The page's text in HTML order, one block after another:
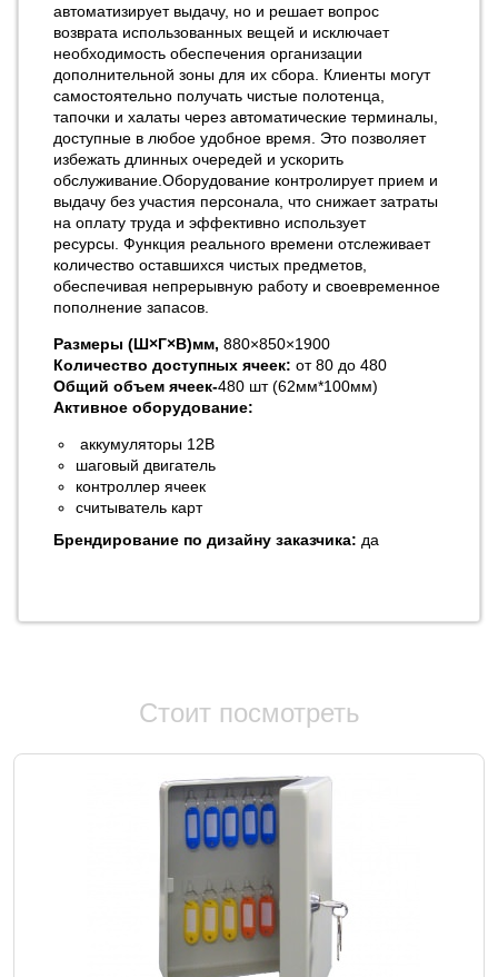
автоматизирует выдачу, но и решает вопрос
возврата использованных вещей и исключает
необходимость обеспечения организации
дополнительной зоны для их сбора. Клиенты могут
самостоятельно получать чистые полотенца,
тапочки и халаты через автоматические терминалы,
доступные в любое удобное время. Это позволяет
избежать длинных очередей и ускорить
обслуживание. Оборудование контролирует прием и
выдачу без участия персонала, что снижает затраты
на оплату труда и эффективно использует
ресурсы. Функция реального времени отслеживает
количество оставшихся чистых предметов,
обеспечивая непрерывную работу и своевременное
пополнение запасов.
Размеры (Ш×Г×В)мм, 880×850×1900
Количество доступных ячеек: от 80 до 480
Общий объем ячеек-480 шт (62мм*100мм)
Активное оборудование:
аккумуляторы 12В
шаговый двигатель
контроллер ячеек
считыватель карт
Брендирование по дизайну заказчика: да
Стоит посмотреть